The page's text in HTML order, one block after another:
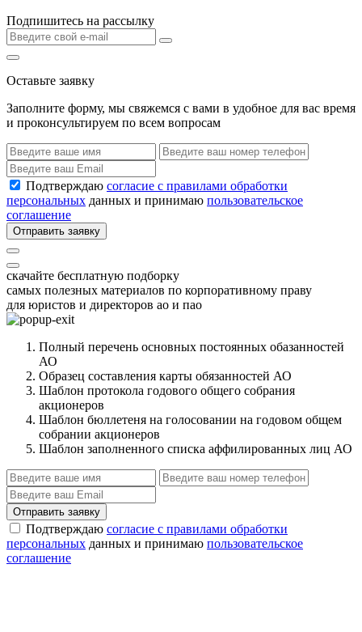
Подпишитесь на рассылку
Оставьте заявку
Заполните форму, мы свяжемся с вами в удобное для вас время
и проконсультируем по всем вопросам
Подтверждаю согласие с правилами обработки
персональных данных и принимаю пользовательское
соглашение
Отправить заявку
скачайте бесплатную подборку
самых полезных материалов по корпоративному праву
для юристов и директоров ао и пао
Полный перечень основных постоянных обазанностей
АО
Образец составления карты обязанностей АО
Шаблон протокола годового общего собрания
акционеров
Шаблон бюллетеня на голосовании на годовом общем
собрании акционеров
Шаблон заполненного списка аффилированных лиц АО
Отправить заявку
Подтверждаю согласие с правилами обработки
персональных данных и принимаю пользовательское
соглашение